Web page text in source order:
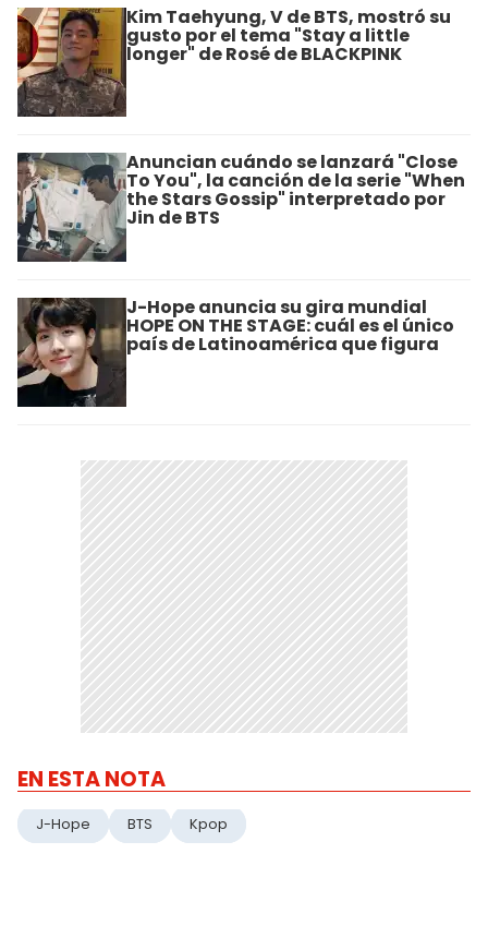
Kim Taehyung, V de BTS, mostró su
gusto por el tema "Stay a little
longer" de Rosé de BLACKPINK
Anuncian cuándo se lanzará "Close
To You", la canción de la serie "When
the Stars Gossip" interpretado por
Jin de BTS
J-Hope anuncia su gira mundial
HOPE ON THE STAGE: cuál es el único
país de Latinoamérica que figura
EN ESTA NOTA
J-Hope BTS Kpop